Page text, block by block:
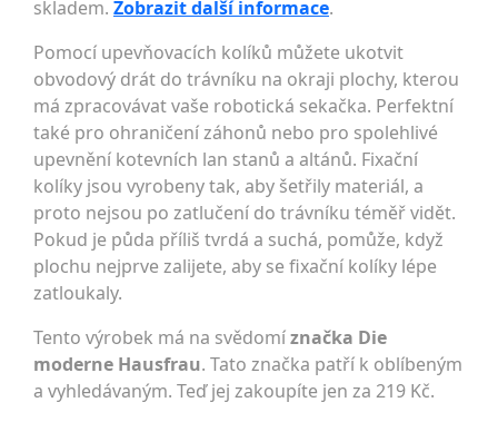
skladem. Zobrazit další informace.
Pomocí upevňovacích kolíků můžete ukotvit
obvodový drát do trávníku na okraji plochy, kterou
má zpracovávat vaše robotická sekačka. Perfektní
také pro ohraničení záhonů nebo pro spolehlivé
upevnění kotevních lan stanů a altánů. Fixační
kolíky jsou vyrobeny tak, aby šetřily materiál, a
proto nejsou po zatlučení do trávníku téměř vidět.
Pokud je půda příliš tvrdá a suchá, pomůže, když
plochu nejprve zalijete, aby se fixační kolíky lépe
zatloukaly.
Tento výrobek má na svědomíznačka Die
moderne Hausfrau. Tato značka patří k oblíbeným
a vyhledávaným. Teď jej zakoupíte jen za 219 Kč.